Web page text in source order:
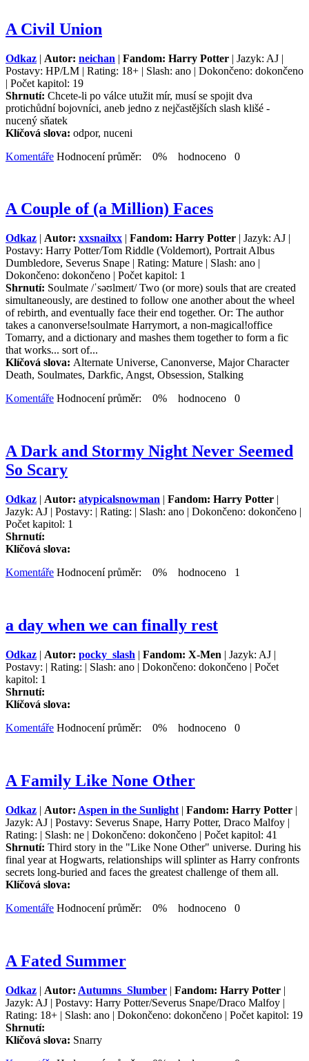
A Civil Union
Odkaz | Autor: neichan | Fandom: Harry Potter | Jazyk: AJ |
Postavy: HP/LM | Rating: 18+ | Slash: ano | Dokončeno: dokončeno
| Počet kapitol: 19
Shrnutí: Chcete-li po válce utužit mír, musí se spojit dva
protichůdní bojovníci, aneb jedno z nejčastějších slash klišé -
nucený sňatek
Klíčová slova: odpor, nuceni
Komentáře Hodnocení průměr: 0% hodnoceno 0
A Couple of (a Million) Faces
Odkaz | Autor: xxsnailxx | Fandom: Harry Potter | Jazyk: AJ |
Postavy: Harry Potter/Tom Riddle (Voldemort), Portrait Albus
Dumbledore, Severus Snape | Rating: Mature | Slash: ano |
Dokončeno: dokončeno | Počet kapitol: 1
Shrnutí: Soulmate /ˈsəʊlmeɪt/ Two (or more) souls that are created
simultaneously, are destined to follow one another about the wheel
of rebirth, and eventually face their end together. Or: The author
takes a canonverse!soulmate Harrymort, a non-magical!office
Tomarry, and a dictionary and mashes them together to form a fic
that works... sort of...
Klíčová slova: Alternate Universe, Canonverse, Major Character
Death, Soulmates, Darkfic, Angst, Obsession, Stalking
Komentáře Hodnocení průměr: 0% hodnoceno 0
A Dark and Stormy Night Never Seemed
So Scary
Odkaz | Autor: atypicalsnowman | Fandom: Harry Potter |
Jazyk: AJ | Postavy: | Rating: | Slash: ano | Dokončeno: dokončeno |
Počet kapitol: 1
Shrnutí:
Klíčová slova:
Komentáře Hodnocení průměr: 0% hodnoceno 1
a day when we can finally rest
Odkaz | Autor: pocky_slash | Fandom: X-Men | Jazyk: AJ |
Postavy: | Rating: | Slash: ano | Dokončeno: dokončeno | Počet
kapitol: 1
Shrnutí:
Klíčová slova:
Komentáře Hodnocení průměr: 0% hodnoceno 0
A Family Like None Other
Odkaz | Autor: Aspen in the Sunlight | Fandom: Harry Potter |
Jazyk: AJ | Postavy: Severus Snape, Harry Potter, Draco Malfoy |
Rating: | Slash: ne | Dokončeno: dokončeno | Počet kapitol: 41
Shrnutí: Third story in the "Like None Other" universe. During his
final year at Hogwarts, relationships will splinter as Harry confronts
secrets long-buried and faces the greatest challenge of them all.
Klíčová slova:
Komentáře Hodnocení průměr: 0% hodnoceno 0
A Fated Summer
Odkaz | Autor: Autumns_Slumber | Fandom: Harry Potter |
Jazyk: AJ | Postavy: Harry Potter/Severus Snape/Draco Malfoy |
Rating: 18+ | Slash: ano | Dokončeno: dokončeno | Počet kapitol: 19
Shrnutí:
Klíčová slova: Snarry